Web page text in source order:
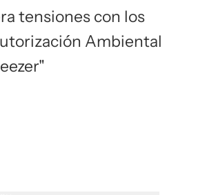
tensiones con los
Ambiental